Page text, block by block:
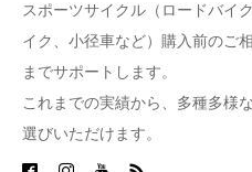
スポーツサイクル（ロードバイ
イク、小径車など）購入前のご
までサポートします。
これまでの実績から、多種多様
選びいただけます。